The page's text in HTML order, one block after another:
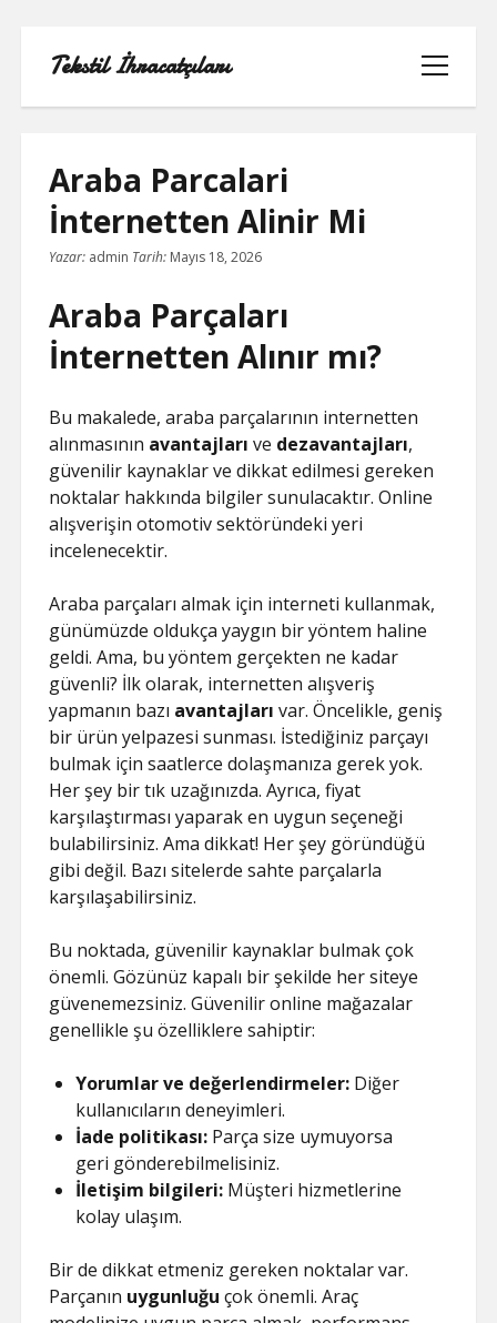
Tekstil İhracatçıları
menüyü
aç
1000 LINKEDIN TAKIPÇI HILESI
IPHONE
LINKEDIN BEĞENI KASMA PARASIZ
LISTE
SAYFA LISTESI
Araba Parcalari
İnternetten Alinir Mi
Yazar: admin Tarih: Mayıs 18, 2026
Araba Parçaları
İnternetten Alınır mı?
Bu makalede, araba parçalarının internetten
alınmasının avantajları ve dezavantajları,
güvenilir kaynaklar ve dikkat edilmesi gereken
noktalar hakkında bilgiler sunulacaktır. Online
alışverişin otomotiv sektöründeki yeri
incelenecektir.
Araba parçaları almak için interneti kullanmak,
günümüzde oldukça yaygın bir yöntem haline
geldi. Ama, bu yöntem gerçekten ne kadar
güvenli? İlk olarak, internetten alışveriş
yapmanın bazı avantajları var. Öncelikle, geniş
bir ürün yelpazesi sunması. İstediğiniz parçayı
bulmak için saatlerce dolaşmanıza gerek yok.
Her şey bir tık uzağınızda. Ayrıca, fiyat
karşılaştırması yaparak en uygun seçeneği
bulabilirsiniz. Ama dikkat! Her şey göründüğü
gibi değil. Bazı sitelerde sahte parçalarla
karşılaşabilirsiniz.
Bu noktada, güvenilir kaynaklar bulmak çok
önemli. Gözünüz kapalı bir şekilde her siteye
güvenemezsiniz. Güvenilir online mağazalar
genellikle şu özelliklere sahiptir:
Yorumlar ve değerlendirmeler: Diğer
kullanıcıların deneyimleri.
İade politikası: Parça size uymuyorsa
geri gönderebilmelisiniz.
İletişim bilgileri: Müşteri hizmetlerine
kolay ulaşım.
Bir de dikkat etmeniz gereken noktalar var.
Parçanın uygunluğu çok önemli. Araç